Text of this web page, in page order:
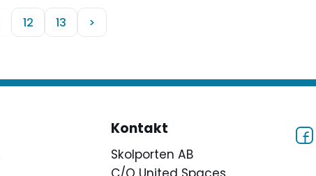
säger hon.
12 13 >
Kontakt
Skolporten AB